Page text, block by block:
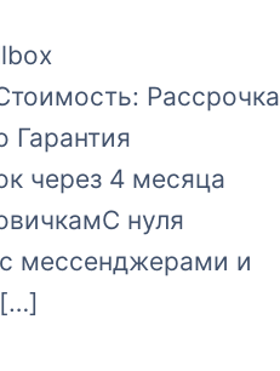
Рассрочка
Гарантия
через 4 месяца
нуля
с мессенджерами и
[…]